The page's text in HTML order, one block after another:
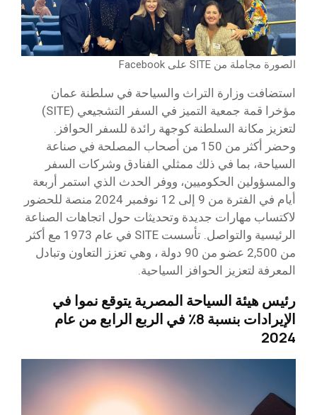
الصورة مجاملة من SITE على Facebook
استضافت وزارة التراث والسياحة في سلطنة عمان
مؤخرا قمة جمعية التميز في السفر التشجيعي (SITE)
لتعزيز مكانة السلطنة كوجهة رائدة للسفر الحوافز.
وحضر أكثر من 150 من أصحاب المصلحة في صناعة
السياحة، بما في ذلك ممثلي الفنادق وشركات السفر
والمسؤولين الحكوميين، ووفر الحدث الذي استمر أربعة
أيام في الفترة من 9 إلى 12 نوفمبر 2024 منصة للحضور
لاكتساب مهارات جديدة وتحديثات حول اتجاهات الصناعة
الرئيسية والتواصل. تأسست SITE في عام 1973 مع أكثر
من 2,500 عضو من 90 دولة ، وهي تعزز التعاون وتبادل
المعرفة لتعزيز الحوافز السياحية.
رئيس هيئة السياحة المصرية يتوقع نموا في
الإيرادات بنسبة 8٪ في الربع الرابع من عام
2024